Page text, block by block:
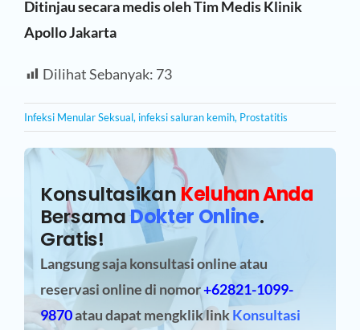
Ditinjau secara medis oleh Tim Medis Klinik
Apollo Jakarta
Dilihat Sebanyak: 73
Infeksi Menular Seksual, infeksi saluran kemih, Prostatitis
Konsultasikan Keluhan Anda
BersamaDokter Online.
Gratis!
Langsung saja konsultasi online atau
reservasi onlinedi nomor+62821-1099-
9870atau dapat mengklik linkKonsultasi